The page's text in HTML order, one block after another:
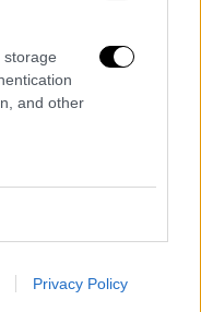
storage
and other
Privacy Policy
σαν
Για να συνοψίσω
έλεγα ότι είναι
αντίθετη